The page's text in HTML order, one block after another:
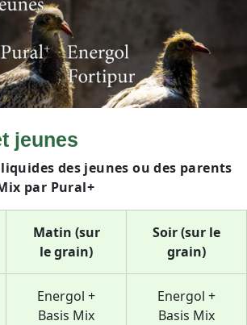
jeunes
des jeunes ou des parents
par Pural+
Matin (sur
le grain)
Soir (sur le
grain)
Energol +
Basis Mix
Energol +
Basis Mix